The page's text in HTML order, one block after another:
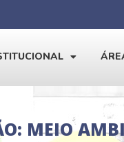
MEIO